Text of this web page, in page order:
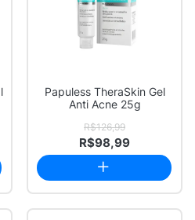
Papuless TheraSkin Gel
Anti Acne 25g
R$126,99
R$98,99